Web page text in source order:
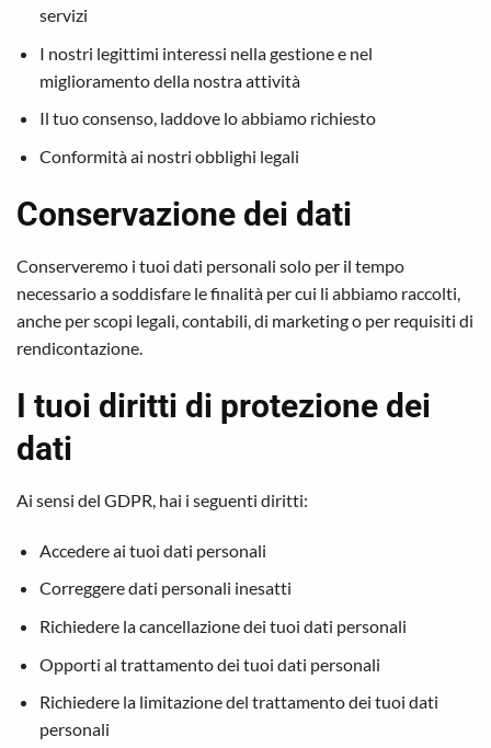
servizi
I nostri legittimi interessi nella gestione e nel
miglioramento della nostra attività
Il tuo consenso, laddove lo abbiamo richiesto
Conformità ai nostri obblighi legali
Conservazione dei dati
Conserveremo i tuoi dati personali solo per il tempo
necessario a soddisfare le finalità per cui li abbiamo raccolti,
anche per scopi legali, contabili, di marketing o per requisiti di
rendicontazione.
I tuoi diritti di protezione dei
dati
Ai sensi del GDPR, hai i seguenti diritti:
Accedere ai tuoi dati personali
Correggere dati personali inesatti
Richiedere la cancellazione dei tuoi dati personali
Opporti al trattamento dei tuoi dati personali
Richiedere la limitazione del trattamento dei tuoi dati
personali